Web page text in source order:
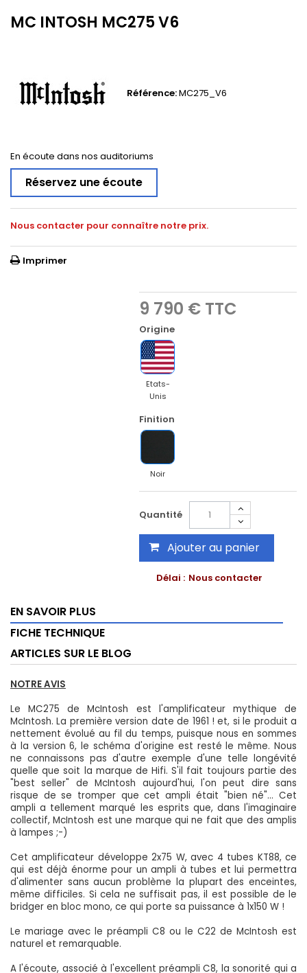
MC INTOSH MC275 V6
Référence:MC275_V6
En écoute dans nos auditoriums
Réservez une écoute
Nous contacter pour connaître notre prix.
Imprimer
9 790 € TTC
Origine
Etats-
Unis
Finition
Noir
Quantité
Ajouter au panier
Délai : Nous contacter
EN SAVOIR PLUS
FICHE TECHNIQUE
ARTICLES SUR LE BLOG
NOTRE AVIS
Le MC275 de McIntosh est l'amplificateur mythique de
McIntosh. La première version date de 1961 ! et, si le produit a
nettement évolué au fil du temps, puisque nous en sommes
à la version 6, le schéma d'origine est resté le même. Nous
ne connaissons pas d'autre exemple d'une telle longévité
quelle que soit la marque de Hifi. S'il fait toujours partie des
"best seller" de McIntosh aujourd'hui, l'on peut dire sans
risque de se tromper que cet ampli était "bien né"... Cet
ampli a tellement marqué les esprits que, dans l'imaginaire
collectif, McIntosh est une marque qui ne fait que des amplis
à lampes ;-)
Cet amplificateur développe 2x75 W, avec 4 tubes KT88, ce
qui est déjà énorme pour un ampli à tubes et lui permettra
d'alimenter sans aucun problème la plupart des enceintes,
même difficiles. Si cela ne suffisait pas, il est possible de le
bridger en bloc mono, ce qui porte sa puissance à 1x150 W !
Le mariage avec le préampli C8 ou le C22 de McIntosh est
naturel et remarquable.
A l'écoute, associé à l'excellent préampli C8, la sonorité qui a